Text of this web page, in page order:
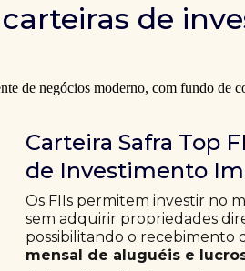
carteiras de
Carteira Safra Top
de Investimento
Os FIIs permitem investir no
sem adquirir propriedades
possibilitando o recebimento
mensal de aluguéis e